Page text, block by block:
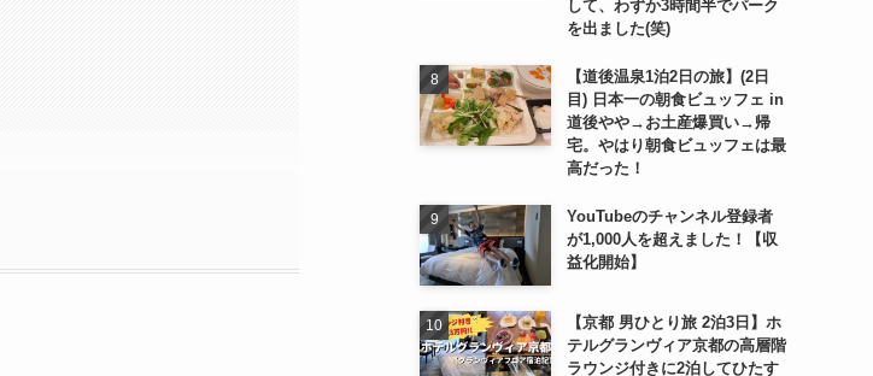
して、わずか3時間半でパーク
を出ました(笑)
【道後温泉1泊2日の旅】(2日
目) 日本一の朝食ビュッフェ in
道後やや→お土産爆買い→帰
宅。やはり朝食ビュッフェは最
高だった！
YouTubeのチャンネル登録者
が1,000人を超えました！【収
益化開始】
【京都 男ひとり旅 2泊3日】ホ
テルグランヴィア京都の高層階
ラウンジ付きに2泊してひたす